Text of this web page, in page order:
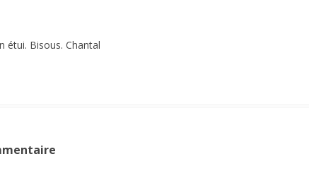
étui. Bisous. Chantal